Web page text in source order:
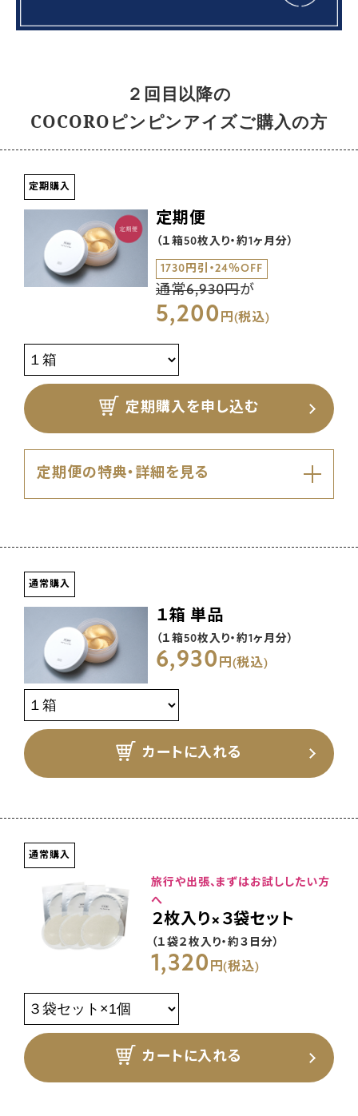
２回目以降の
COCOROピンピンアイズご購入の方
定期購入
定期便
（１箱50枚入り・約1ヶ月分）
1730円引・24％OFF
通常6,930円が
5,200 円(税込)
定期購入を申し込む
定期便の特典・詳細を見る
安心してご継続いただくために、 定期コ
ースはいつでも お休み・解約ができま
定期便は1回のご購入でも休止・停止
が可能です。
2回目以降より別途送料220円 (税込)
をいただきます。
一度のお届けが11,000円 (税込)以上
２回目以降もずっとお得な24%OFF。
毎月お届け・2ヶ月ごとのお届けを選
べます。
通常購入
１箱 単品
（１箱50枚入り・約1ヶ月分）
6,930 円(税込)
カートに入れる
通常購入
旅行や出張、まずはお試ししたい方
へ
２枚入り×３袋セット
（１袋２枚入り・約３日分）
1,320 円(税込)
カートに入れる